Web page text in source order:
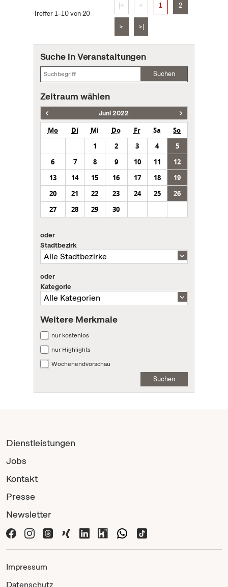
Treffer 1–10 von 20
|< < 1 2
> >|
Suche in Veranstaltungen
Suchen
Zeitraum wählen
Juni 2022
Mo Di Mi Do Fr Sa
So
1
2 3 4
5
6
7 8 9 10 11
12
13
14 15 16 17 18
19
20
21 22 23 24 25
26
27
28 29 30
oder
Stadtbezirk
oder
Kategorie
Weitere Merkmale
nur kostenlos
nur Highlights
Wochenendvorschau
Suchen
Dienstleistungen
Jobs
Kontakt
Presse
Newsletter
Impressum